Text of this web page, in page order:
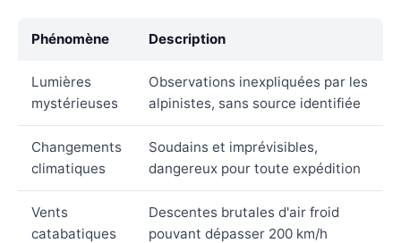
Phénomène Description
Lumières
mystérieuses
Observations inexpliquées par les
alpinistes, sans source identifiée
Changements
climatiques
Soudains et imprévisibles,
dangereux pour toute expédition
Vents
catabatiques
Descentes brutales d'air froid
pouvant dépasser 200 km/h